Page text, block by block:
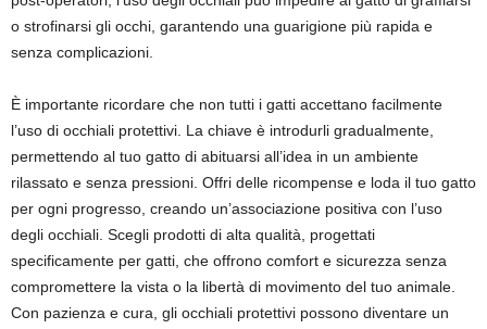
o strofinarsi gli occhi, garantendo una guarigione più rapida e
senza complicazioni.
È importante ricordare che non tutti i gatti accettano facilmente
l’uso di occhiali protettivi. La chiave è introdurli gradualmente,
permettendo al tuo gatto di abituarsi all’idea in un ambiente
rilassato e senza pressioni. Offri delle ricompense e loda il tuo gatto
per ogni progresso, creando un’associazione positiva con l’uso
degli occhiali. Scegli prodotti di alta qualità, progettati
specificamente per gatti, che offrono comfort e sicurezza senza
compromettere la vista o la libertà di movimento del tuo animale.
Con pazienza e cura, gli occhiali protettivi possono diventare un